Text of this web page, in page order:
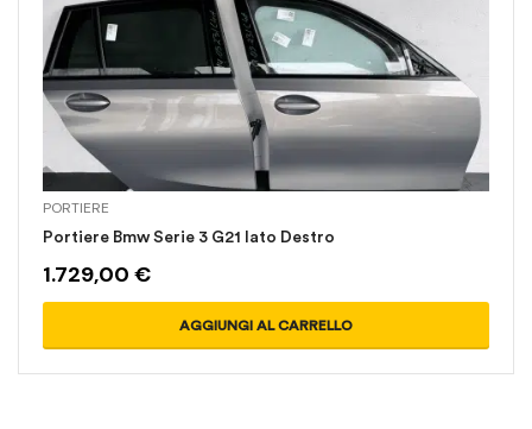
PORTIERE
Portiere Bmw Serie 3 G21 lato Destro
1.729,00 €
AGGIUNGI AL CARRELLO